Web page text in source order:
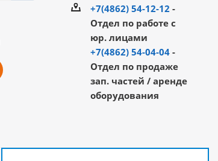
+7(4862) 54-12-12 -
Отдел по работе с
юр. лицами
+7(4862) 54-04-04-
Отдел по продаже
зап. частей / аренде
оборудования